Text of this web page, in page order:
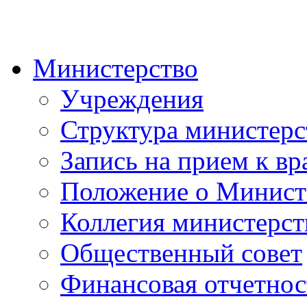
Министерство
Учреждения
Структура
Запись на прием к
Положение о
Коллегия
Общественный совет
Финансовая